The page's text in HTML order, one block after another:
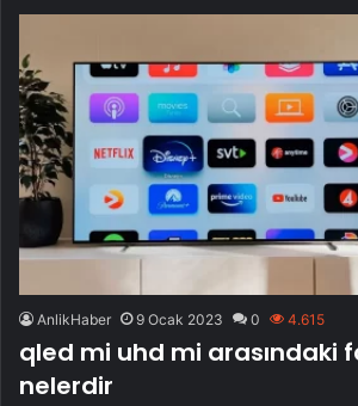
AnlikHaber 9 Ocak 2023 0 4.615
qled mi uhd mi arasındaki
nelerdir